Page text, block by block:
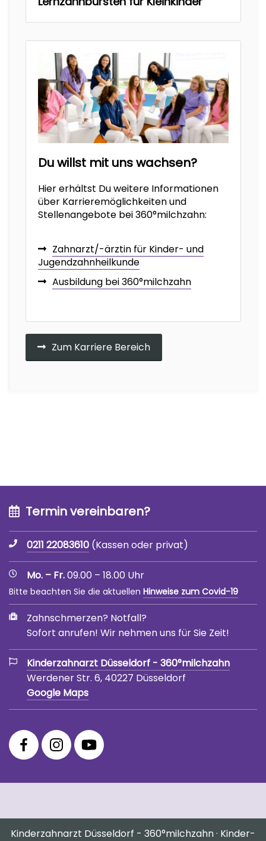
Du willst mit uns wachsen?
Hier erhältst Du weitere Informationen
über Karrieremöglichkeiten und
Stellenangebote bei 360°milchzahn:
Zahnarzt/-ärztin für Kinder- und
Jugendzahnheilkunde
Ausbildung bei 360°milchzahn
Zum Karriere Bereich
Termin vereinbaren?
0211 22083610 (Kassen oder privat)
Mo. – Fr.09.00 – 18.00 Uhr
Bitte beachten Sie die aktuellen Hinweise zum Covid-19
Zahnschmerzen? Notfall?
Sofort anrufen! Wir nehmen uns für Sie Zeit!
Kinderzahnarzt Düsseldorf - 360°milchzahn
Werdener Str. 6, 40227 Düsseldorf
Google Maps
360°
Facebook
Fanpage
360°
Instagram
Praxis
360°
YouTube
Channel
Kinderzahnarzt Düsseldorf - 360°milchzahn · Kinder-